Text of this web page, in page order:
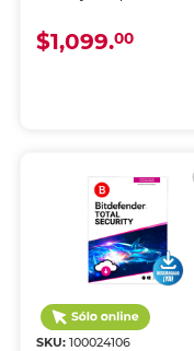
$1,099.00
SKU:100024106